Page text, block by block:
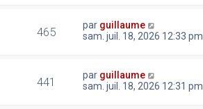
465 par guillaume
sam. juil. 18, 2026 12:33 pm
441 par guillaume
sam. juil. 18, 2026 12:31 pm